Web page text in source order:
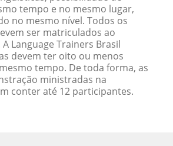
tempo e no mesmo lugar,
no mesmo nível. Todos os
ser matriculados ao
Language Trainers Brasil
devem ter oito ou menos
tempo. De toda forma, as
ministradas na
conter até 12 participantes.